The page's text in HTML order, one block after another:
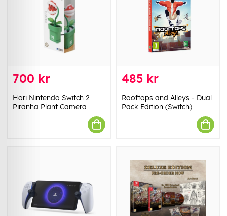
700 kr
Hori Nintendo Switch 2
Piranha Plant Camera
485 kr
Rooftops and Alleys - Dual
Pack Edition (Switch)